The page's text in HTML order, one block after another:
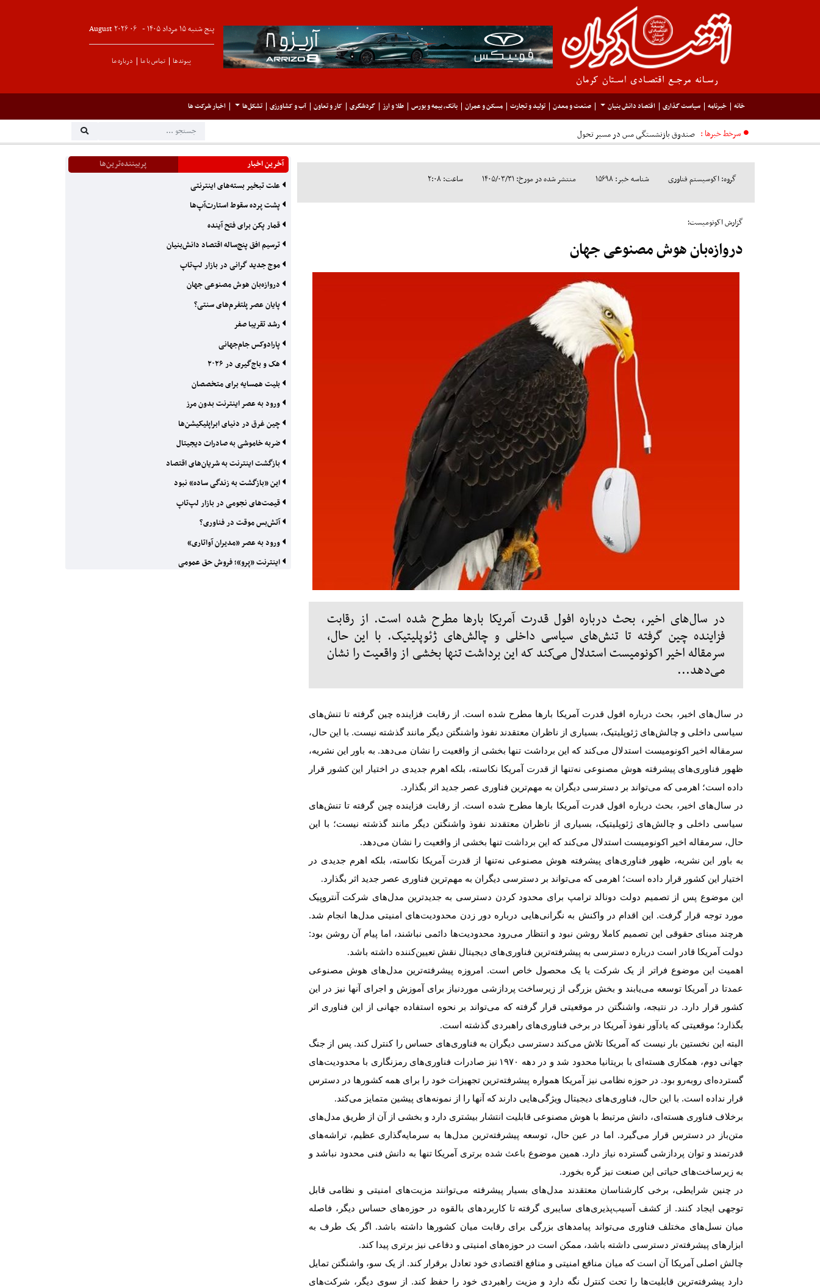
پنج شنبه ۱۵ مرداد ۱۴۰۵ - ۰۶August۲۰۲۶
پیوندها تماس با ما درباره ما
خانه خبرنامه سیاست گذاری اقتصاد دانش بنیان صنعت و معدن تولید و تجارت مسکن و عمران بانک، بیمه و بورس طلا و ارز گردشگری کار و تعاون آب و کشاورزی تشکل‌ها اخبار شرکت ها
سرخط خبرها :
گروه: اکوسیستم فناوری شناسه خبر: ۱۵۶۹۸ منتشر شده در مورخ: ۱۴۰۵/۰۳/۳۱ ساعت: ۲:۰۸
گزارش اکونومیست؛
دروازه‌بان هوش مصنوعی جهان
در سال‌های اخیر، بحث درباره افول قدرت آمریکا بارها مطرح شده است. از رقابت
فزاینده چین گرفته تا تنش‌های سیاسی داخلی و چالش‌های ژئوپلیتیک. با این حال،
سرمقاله اخیر اکونومیست استدلال می‌کند که این برداشت تنها بخشی از واقعیت را نشان
می‌دهد...
در سال‌های اخیر، بحث درباره افول قدرت آمریکا بارها مطرح شده است. از رقابت فزاینده چین گرفته تا تنش‌های
سیاسی داخلی و چالش‌های ژئوپلیتیک، بسیاری از ناظران معتقدند نفوذ واشنگتن دیگر مانند گذشته نیست. با این حال،
سرمقاله اخیر اکونومیست استدلال می‌کند که این برداشت تنها بخشی از واقعیت را نشان می‌دهد. به باور این نشریه،
ظهور فناوری‌های پیشرفته هوش مصنوعی نه‌تنها از قدرت آمریکا نکاسته، بلکه اهرم جدیدی در اختیار این کشور قرار
داده است؛ اهرمی که می‌تواند بر دسترسی دیگران به مهم‌ترین فناوری عصر جدید اثر بگذارد.
در سال‌های اخیر، بحث درباره افول قدرت آمریکا بارها مطرح شده است. از رقابت فزاینده چین گرفته تا تنش‌های
سیاسی داخلی و چالش‌های ژئوپلیتیک، بسیاری از ناظران معتقدند نفوذ واشنگتن دیگر مانند گذشته نیست؛ با این
حال، سرمقاله اخیر اکونومیست استدلال می‌کند که این برداشت تنها بخشی از واقعیت را نشان می‌دهد.
به باور این نشریه، ظهور فناوری‌های پیشرفته هوش مصنوعی نه‌تنها از قدرت آمریکا نکاسته، بلکه اهرم جدیدی در
اختیار این کشور قرار داده است؛ اهرمی که می‌تواند بر دسترسی دیگران به مهم‌ترین فناوری عصر جدید اثر بگذارد.
این موضوع پس از تصمیم دولت دونالد ترامپ برای محدود کردن دسترسی به جدیدترین مدل‌های شرکت آنتروپیک
مورد توجه قرار گرفت. این اقدام در واکنش به نگرانی‌هایی درباره دور زدن محدودیت‌های امنیتی مدل‌ها انجام شد.
هرچند مبنای حقوقی این تصمیم کاملا روشن نبود و انتظار می‌رود محدودیت‌ها دائمی نباشند، اما پیام آن روشن بود:
دولت آمریکا قادر است درباره دسترسی به پیشرفته‌ترین فناوری‌های دیجیتال نقش تعیین‌کننده داشته باشد.
اهمیت این موضوع فراتر از یک شرکت یا یک محصول خاص است. امروزه پیشرفته‌ترین مدل‌های هوش مصنوعی
عمدتا در آمریکا توسعه می‌یابند و بخش بزرگی از زیرساخت پردازشی موردنیاز برای آموزش و اجرای آنها نیز در این
کشور قرار دارد. در نتیجه، واشنگتن در موقعیتی قرار گرفته که می‌تواند بر نحوه استفاده جهانی از این فناوری اثر
بگذارد؛ موقعیتی که یادآور نفوذ آمریکا در برخی فناوری‌های راهبردی گذشته است.
البته این نخستین بار نیست که آمریکا تلاش می‌کند دسترسی دیگران به فناوری‌های حساس را کنترل کند. پس از جنگ
جهانی دوم، همکاری هسته‌ای با بریتانیا محدود شد و در دهه ۱۹۷۰ نیز صادرات فناوری‌های رمزنگاری با محدودیت‌های
گسترده‌ای روبه‌رو بود. در حوزه نظامی نیز آمریکا همواره پیشرفته‌ترین تجهیزات خود را برای همه کشورها در دسترس
قرار نداده است. با این حال، فناوری‌های دیجیتال ویژگی‌هایی دارند که آنها را از نمونه‌های پیشین متمایز می‌کند.
برخلاف فناوری هسته‌ای، دانش مرتبط با هوش مصنوعی قابلیت انتشار بیشتری دارد و بخشی از آن از طریق مدل‌های
متن‌باز در دسترس قرار می‌گیرد. اما در عین حال، توسعه پیشرفته‌ترین مدل‌ها به سرمایه‌گذاری عظیم، تراشه‌های
قدرتمند و توان پردازشی گسترده نیاز دارد. همین موضوع باعث شده برتری آمریکا تنها به دانش فنی محدود نباشد و
به زیرساخت‌های حیاتی این صنعت نیز گره بخورد.
در چنین شرایطی، برخی کارشناسان معتقدند مدل‌های بسیار پیشرفته می‌توانند مزیت‌های امنیتی و نظامی قابل
توجهی ایجاد کنند. از کشف آسیب‌پذیری‌های سایبری گرفته تا کاربردهای بالقوه در حوزه‌های حساس دیگر، فاصله
میان نسل‌های مختلف فناوری می‌تواند پیامدهای بزرگی برای رقابت میان کشورها داشته باشد. اگر یک طرف به
ابزارهای پیشرفته‌تر دسترسی داشته باشد، ممکن است در حوزه‌های امنیتی و دفاعی نیز برتری پیدا کند.
چالش اصلی آمریکا آن است که میان منافع امنیتی و منافع اقتصادی خود تعادل برقرار کند. از یک سو، واشنگتن تمایل
دارد پیشرفته‌ترین قابلیت‌ها را تحت کنترل نگه دارد و مزیت راهبردی خود را حفظ کند. از سوی دیگر، شرکت‌های
آخرین اخبار
پربیننده‌ترین‌ها
علت تبخیر بسته‌های اینترنتی
پشت پرده سقوط استارت‌آپ‌ها
قمار پکن برای فتح آینده
ترسیم افق پنج‌ساله اقتصاد دانش‌بنیان
موج جدید گرانی در بازار لپ‌تاپ
دروازه‌بان هوش مصنوعی جهان
پایان عصر پلتفرم‌های سنتی؟
رشد تقریبا صفر
پارادوکس جام‌جهانی
هک و باج‌گیری در ۲۰۲۶
بلیت همسایه برای متخصصان
ورود به عصر اینترنت بدون مرز
چین غرق در دنیای ابراپلیکیشن‌ها
ضربه خاموشی به صادرات دیجیتال
بازگشت اینترنت به شریان‌های اقتصاد
این «بازگشت به زندگی ساده» نبود
قیمت‌های نجومی در بازار لپ‌تاپ
آتش‌بس موقت در فناوری؟
ورود به عصر «مدیران آواتاری»
اینترنت «پرو»؛ فروش حق عمومی